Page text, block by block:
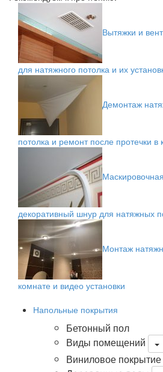
Вытяжки и
для натяжного потолка и их
Демонтаж
потолка и ремонт после протечки в
декоративный шнур для натяжных
Монтаж
комнате и видео установки
Напольные покрытия
Бетонный пол
Виды помещений
Виниловое покрытие